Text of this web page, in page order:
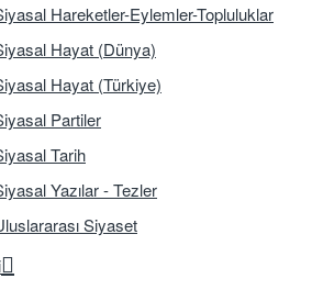
Hareketler-Eylemler-Topluluklar
Hayat (Dünya)
Hayat (Türkiye)
Partiler
Tarih
Yazılar - Tezler
Siyaset